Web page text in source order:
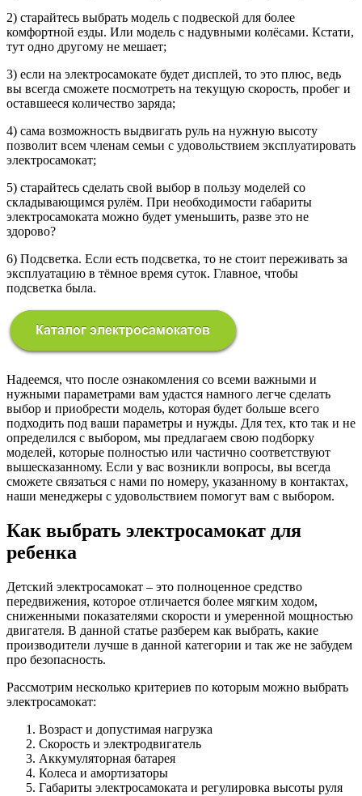
2) старайтесь выбрать модель с подвеской для более
комфортной езды. Или модель с надувными колёсами. Кстати,
тут одно другому не мешает;
3) если на электросамокате будет дисплей, то это плюс, ведь
вы всегда сможете посмотреть на текущую скорость, пробег и
оставшееся количество заряда;
4) сама возможность выдвигать руль на нужную высоту
позволит всем членам семьи с удовольствием эксплуатировать
электросамокат;
5) старайтесь сделать свой выбор в пользу моделей со
складывающимся рулём. При необходимости габариты
электросамоката можно будет уменьшить, разве это не
здорово?
6) Подсветка. Если есть подсветка, то не стоит переживать за
эксплуатацию в тёмное время суток. Главное, чтобы
подсветка была.
Надеемся, что после ознакомления со всеми важными и
нужными параметрами вам удастся намного легче сделать
выбор и приобрести модель, которая будет больше всего
подходить под ваши параметры и нужды. Для тех, кто так и не
определился с выбором, мы предлагаем свою подборку
моделей, которые полностью или частично соответствуют
вышесказанному. Если у вас возникли вопросы, вы всегда
сможете связаться с нами по номеру, указанному в контактах,
наши менеджеры с удовольствием помогут вам с выбором.
Как выбрать электросамокат для
ребенка
Детский электросамокат – это полноценное средство
передвижения, которое отличается более мягким ходом,
сниженными показателями скорости и умеренной мощностью
двигателя. В данной статье разберем как выбрать, какие
производители лучше в данной категории и так же не забудем
про безопасность.
Рассмотрим несколько критериев по которым можно выбрать
электросамокат:
Возраст и допустимая нагрузка
Скорость и электродвигатель
Аккумуляторная батарея
Колеса и амортизаторы
Габариты электросамоката и регулировка высоты руля